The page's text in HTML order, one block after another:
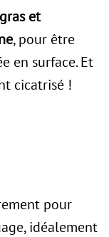
et
, pour être
en surface. Et
cicatrisé !
pour
idéalement